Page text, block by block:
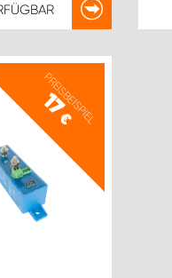
PREISBEISPIEL
17
€